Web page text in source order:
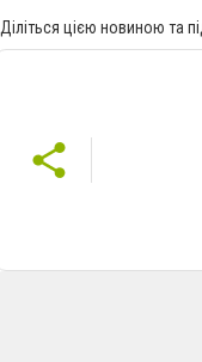
Діліться цією новиною та